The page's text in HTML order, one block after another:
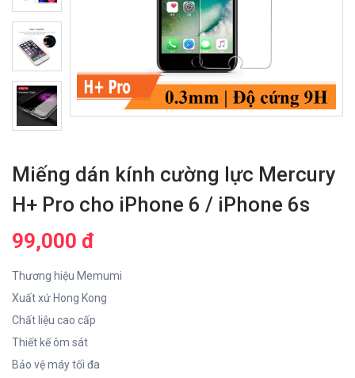
Miếng dán kính cường lực Mercury
H+ Pro cho iPhone 6 / iPhone 6s
99,000 đ
Thương hiệu Memumi
Xuất xứ Hong Kong
Chất liệu cao cấp
Thiết kế ôm sát
Bảo vệ máy tối đa